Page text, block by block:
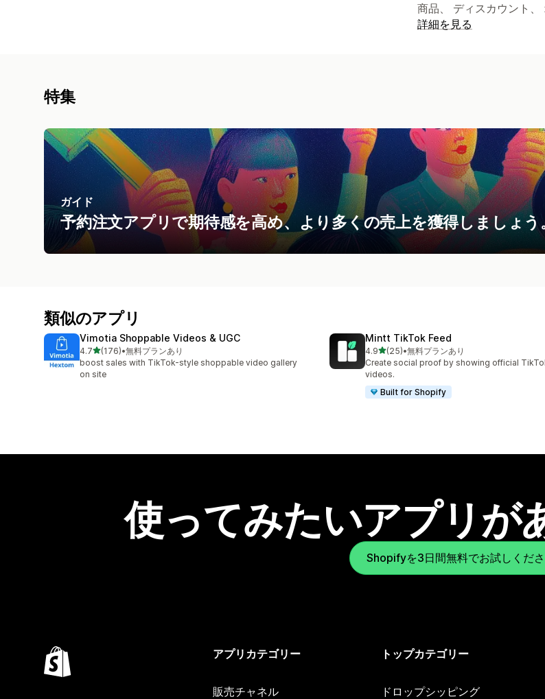
商品、 ディスカウント
詳細を見る
特集
ガイド
予約注文アプリで期待感を高め、より多くの売上を獲得しましょう
類似のアプリ
Vimotia Shoppable Videos & UGC
4.75つ星中
(176)
合計レビュー数：176件
•無料プランあり
boost sales with TikTok-style shoppable video gallery
on site
Mintt TikTok Feed
4.95つ星中
(25)
合計レビュー数：25件
•無料プランあり
Create social proof by showing official
videos.
Built for Shopify
使ってみたいアプリが
Shopifyを3日間無料でお試しくだ
アプリカテゴリー
販売チャネル
トップカテゴリー
ドロップシッピング